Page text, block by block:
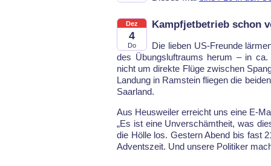
Dez
4
Do
Kampfjetbetrieb schon
Die lie­ben US-Freun­de
des Übungs­luft­raums her­um – in
nicht um di­rek­te Flü­ge zwi­schen
Lan­dung in Ram­stein flie­gen die
Saar­land.
Aus Heus­wei­ler er­reicht uns ei­ne E-
„Es ist ei­ne Un­ver­schämt­heit, was
die Höl­le los. Ges­tern Abend bis fast
Ad­vents­zeit. Und un­se­re Po­li­ti­ker